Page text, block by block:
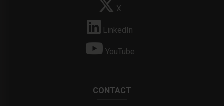
X
LinkedIn
YouTube
CONTACT